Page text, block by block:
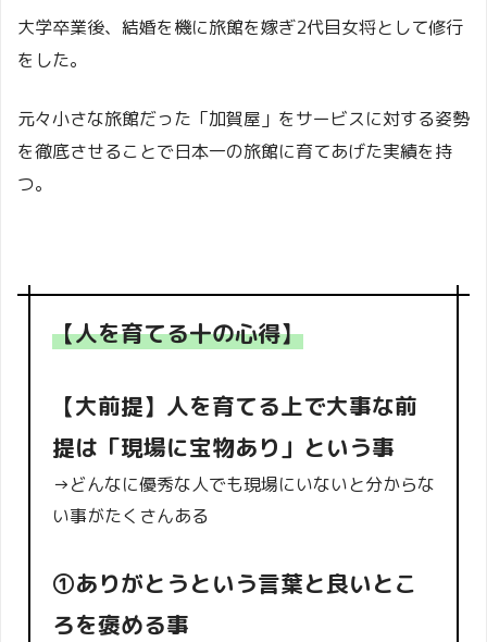
大学卒業後、結婚を機に旅館を嫁ぎ2代目女将として修行
をした。
元々小さな旅館だった「加賀屋」をサービスに対する姿勢
を徹底させることで日本一の旅館に育てあげた実績を持
つ。
【人を育てる十の心得】
【大前提】人を育てる上で大事な前
提は「現場に宝物あり」という事
→どんなに優秀な人でも現場にいないと分からな
い事がたくさんある
①ありがとうという言葉と良いとこ
ろを褒める事